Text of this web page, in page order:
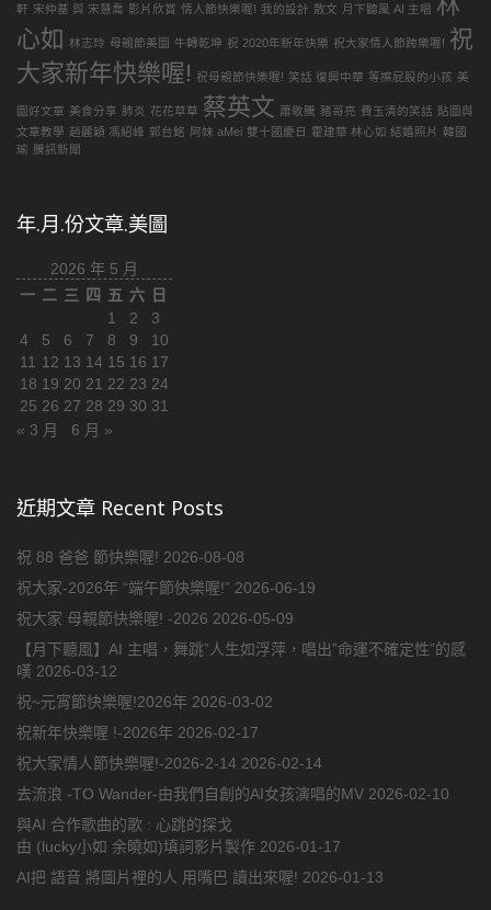
軒 宋仲基 與 宋慧喬 影片欣賞 情人節快樂喔! 我的設計 散文 月下聽風 AI 主唱
心如 林志玲 母親節美圖 牛轉乾坤 祝 2020年新年快樂 祝大家情人節跨樂喔! 祝
大家新年快樂喔! 祝母親節快樂喔! 笑話 復興中華 等擦屁股的小孩 美
圖好文章 美食分享 肺炎 花花草草 蔡英文 蕭敬騰 豬哥亮 費玉清的笑話 貼圖與
文章教學 趙麗穎 馮紹峰 郭台銘 阿妹 aMei 雙十國慶日 霍建華 林心如 結婚照片
韓國
瑜 騰訊新聞
年.月.份文章.美圖
2026 年 5 月
一 二 三 四 五 六
日
1
2
3
4
5 6 7 8 9
10
11 12 13 14 15 16 17
18 19 20 21 22 23 24
25 26 27 28 29 30 31
« 3 月
6 月 »
近期文章 Recent Posts
祝 88 爸爸 節快樂喔! 2026-08-08
祝大家-2026年 “端午節快樂喔!” 2026-06-19
祝大家 母親節快樂喔! -2026 2026-05-09
【月下聽風】AI 主唱，舞跳”人生如浮萍，唱出”命運不確定性”的感
嘆 2026-03-12
祝~元宵節快樂喔!2026年 2026-03-02
祝新年快樂喔 !-2026年 2026-02-17
祝大家情人節快樂喔!-2026-2-14 2026-02-14
去流浪 -TO Wander-由我們自創的AI女孩演唱的MV 2026-02-10
與AI 合作歌曲的歌 : 心跳的探戈
由 (lucky小如 余曉如)填詞影片製作 2026-01-17
AI把 語音 將圖片裡的人 用嘴巴 讀出來喔! 2026-01-13